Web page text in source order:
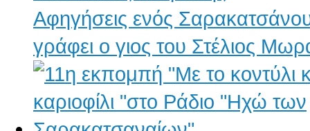
Αφηγήσεις ενός
γράφει ο γιος του Στέλιος